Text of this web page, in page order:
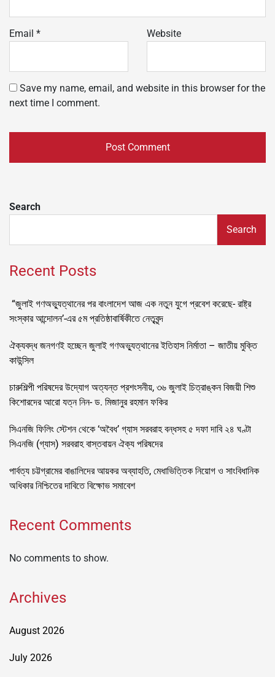
Email * Website
Save my name, email, and website in this browser for the
next time I comment.
Search
Search
Recent Posts
“জুলাই গণঅভ্যুত্থানের পর বাংলাদেশ আজ এক নতুন যুগে প্রবেশ করেছে- রাষ্ট্র
সংস্কার আন্দোলন’-এর ৫ম প্রতিষ্ঠাবার্ষিকীতে নেতৃবৃন্দ
ঐক্যবদ্ধ জনগণই হচ্ছেন জুলাই গণঅভ্যুত্থানের ইতিহাস নির্মাতা – জাতীয় মুক্তি
কাউন্সিল
চারুশিল্পী পরিষদের উদ্যোগ অত্যন্ত প্রশংসনীয়, ৩৬ জুলাই চিত্রাঙ্কন বিজয়ী শিশু
কিশোরদের আরো যত্ন নিন- ড. মিজানুর রহমান ফকির
সিএনজি ফিলিং স্টেশন থেকে ‘অবৈধ’ গ্যাস সরবরাহ বন্ধসহ ৫ দফা দাবি ২৪ ঘণ্টা
সিএনজি (গ্যাস) সরবরাহ বাস্তবায়ন ঐক্য পরিষদের
পার্বত্য চট্টগ্রামের বাঙালিদের আয়কর অব্যাহতি, মেধাভিত্তিক নিয়োগ ও সাংবিধানিক
অধিকার নিশ্চিতের দাবিতে বিক্ষোভ সমাবেশ
Recent Comments
No comments to show.
Archives
August 2026
July 2026